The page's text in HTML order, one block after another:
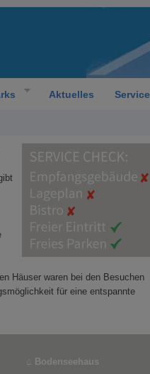
Aktuelles Service
Häuser waren bei den Besuchen
für eine entspannte
⌂ Bodenseehaus